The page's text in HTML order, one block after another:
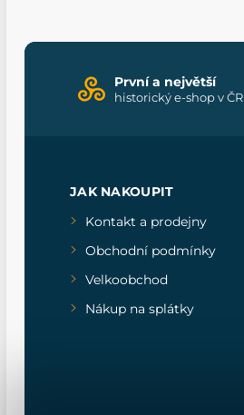
První a největší
historický e-shop v ČR
JAK NAKOUPIT
Kontakt a prodejny
Obchodní podmínky
Velkoobchod
Nákup na splátky